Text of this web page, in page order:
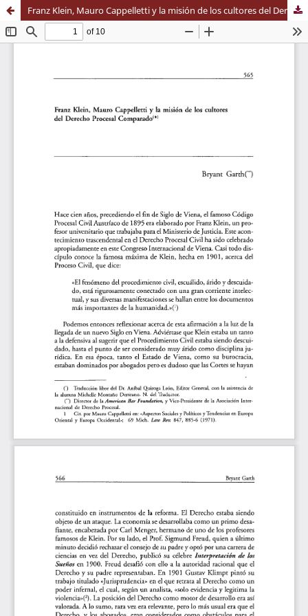
Franz Klein, Mauro Cappelletti y la misión de los cultores del Derecho Procesal Comparado